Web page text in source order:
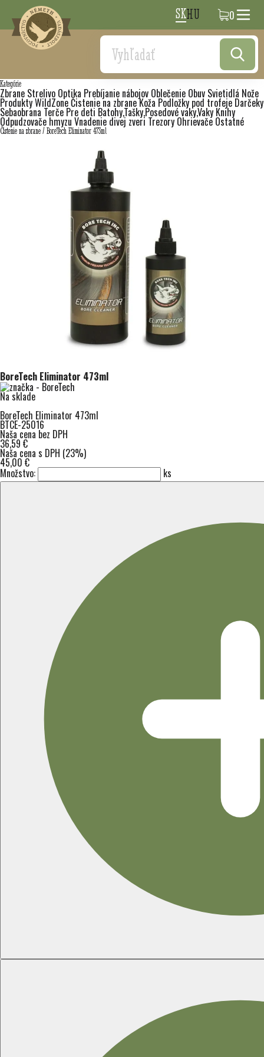
SKHU 0
Search
Kategórie
Zbrane Strelivo Optika Prebíjanie nábojov Oblečenie Obuv Svietidlá Nože
Produkty WildZoneČistenie na zbraneKoža Podložky pod trofeje Darčeky
Sebaobrana Terče Pre deti Batohy,Tašky,Posedové vaky,Vaky Knihy
Odpudzovače hmyzu Vnadenie divej zveri Trezory Ohrievače Ostatné
Čistenie na zbrane/BoreTech Eliminator 473ml
BoreTech Eliminator 473ml
Na sklade
BoreTech Eliminator 473ml
BTCE-25016
Naša cena bez DPH
36,59 €
Naša cena s DPH (23%)
45,00 €
Množstvo: ks